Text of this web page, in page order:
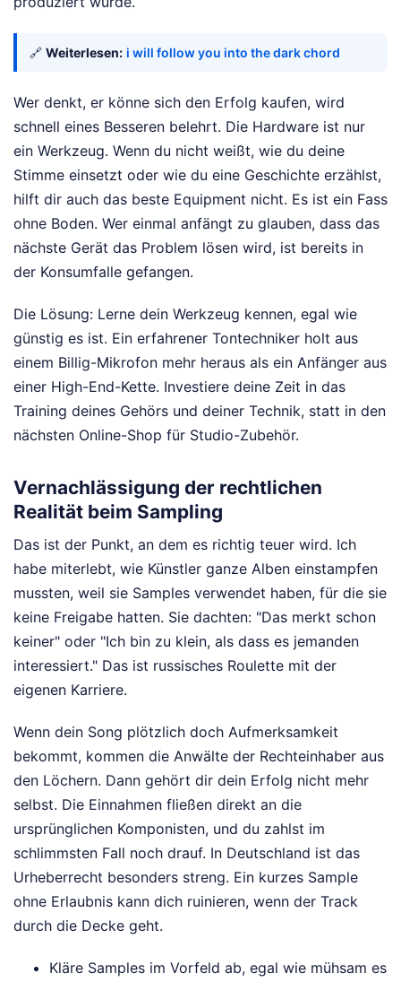
🔗 Weiterlesen: i will follow you into the dark chord
Wer denkt, er könne sich den Erfolg kaufen, wird
schnell eines Besseren belehrt. Die Hardware ist nur
ein Werkzeug. Wenn du nicht weißt, wie du deine
Stimme einsetzt oder wie du eine Geschichte erzählst,
hilft dir auch das beste Equipment nicht. Es ist ein Fass
ohne Boden. Wer einmal anfängt zu glauben, dass das
nächste Gerät das Problem lösen wird, ist bereits in
der Konsumfalle gefangen.
Die Lösung: Lerne dein Werkzeug kennen, egal wie
günstig es ist. Ein erfahrener Tontechniker holt aus
einem Billig-Mikrofon mehr heraus als ein Anfänger aus
einer High-End-Kette. Investiere deine Zeit in das
Training deines Gehörs und deiner Technik, statt in den
nächsten Online-Shop für Studio-Zubehör.
Vernachlässigung der rechtlichen
Realität beim Sampling
Das ist der Punkt, an dem es richtig teuer wird. Ich
habe miterlebt, wie Künstler ganze Alben einstampfen
mussten, weil sie Samples verwendet haben, für die sie
keine Freigabe hatten. Sie dachten: "Das merkt schon
keiner" oder "Ich bin zu klein, als dass es jemanden
interessiert." Das ist russisches Roulette mit der
eigenen Karriere.
Wenn dein Song plötzlich doch Aufmerksamkeit
bekommt, kommen die Anwälte der Rechteinhaber aus
den Löchern. Dann gehört dir dein Erfolg nicht mehr
selbst. Die Einnahmen fließen direkt an die
ursprünglichen Komponisten, und du zahlst im
schlimmsten Fall noch drauf. In Deutschland ist das
Urheberrecht besonders streng. Ein kurzes Sample
ohne Erlaubnis kann dich ruinieren, wenn der Track
durch die Decke geht.
Kläre Samples im Vorfeld ab, egal wie mühsam es